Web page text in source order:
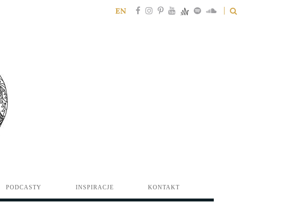
EN
PODCASTY INSPIRACJE KONTAKT